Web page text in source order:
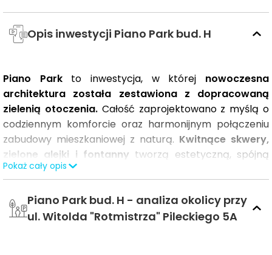
Opis inwestycji Piano Park bud. H
Piano Park to inwestycja, w której nowoczesna
architektura została zestawiona z dopracowaną
zielenią otoczenia.Całość zaprojektowano z myślą o
codziennym komforcie oraz harmonijnym połączeniu
zabudowy mieszkaniowej z naturą. Kwitnące skwery,
zielone alejki i fontanny tworzą estetyczną, spójną
przestrzeń o współczesnym i przyjaznym charakterze.
Istotnym elementem osiedla sątereny zielone oraz
strefy rekreacyjne.W planach przewidziano prywatny
Pokaż cały opis
Piano Park bud. H - analiza okolicy przy
ul. Witolda "Rotmistrza" Pileckiego 5A